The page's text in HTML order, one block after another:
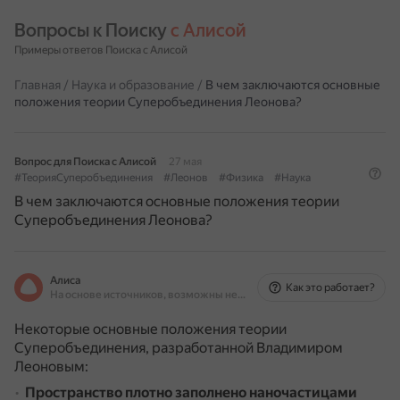
Вопросы к Поиску с Алисой
Примеры ответов Поиска с Алисой
Главная / Наука и образование / В чем заключаются основные
положения теории Суперобъединения Леонова?
Вопрос для Поиска с Алисой
27 мая
#ТеорияСуперобъединения
#Леонов #Физика #Наука
В чем заключаются основные положения теории
Суперобъединения Леонова?
Алиса
На основе источников, возможны неточности
Как это работает?
Некоторые основные положения теории
Суперобъединения, разработанной Владимиром
Леоновым:
Пространство плотно заполнено наночастицами